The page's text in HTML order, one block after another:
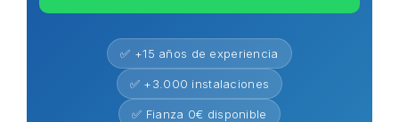
✅ +15 años de experiencia
✅ +3.000 instalaciones
✅ Fianza 0€ disponible